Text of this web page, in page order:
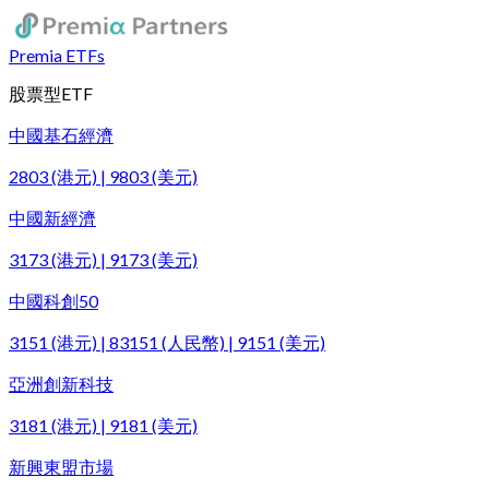
Premia ETFs
股票型ETF
中國基石經濟
2803 (港元) | 9803 (美元)
中國新經濟
3173 (港元) | 9173 (美元)
中國科創50
3151 (港元) | 83151 (人民幣) | 9151 (美元)
亞洲創新科技
3181 (港元) | 9181 (美元)
新興東盟市場